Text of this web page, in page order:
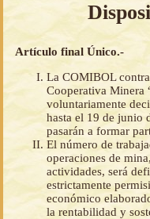
Artículo final Único.-
La COMIBOL
Cooperativa Minera
voluntariamente
hasta el 19 de junio
pasarán a formar
El número de
operaciones de
actividades, será
estrictamente
económico
la rentabilidad y